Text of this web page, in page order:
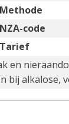
Methode
NZA-code
Tarief
en
bij alkalose,